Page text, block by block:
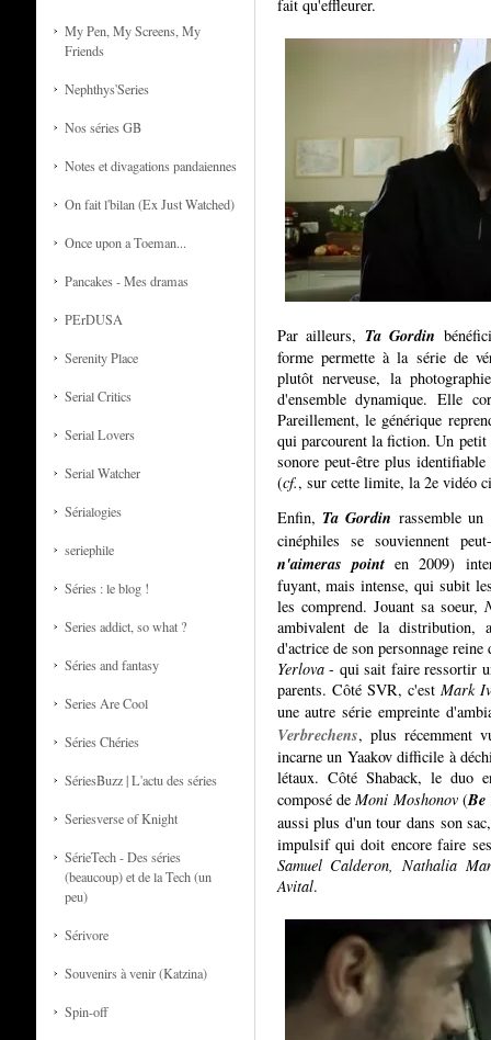
My Pen, My Screens, My
Friends
Nephthys'Series
Nos séries GB
Notes et divagations pandaiennes
On fait l'bilan (Ex Just Watched)
Once upon a Toeman...
Pancakes - Mes dramas
PErDUSA
Serenity Place
Serial Critics
Serial Lovers
Serial Watcher
Sérialogies
seriephile
Séries : le blog !
Series addict, so what ?
Séries and fantasy
Series Are Cool
Séries Chéries
SériesBuzz | L'actu des séries
Seriesverse of Knight
SérieTech - Des séries
(beaucoup) et de la Tech (un
peu)
Sérivore
Souvenirs à venir (Katzina)
Spin-off
fait qu'effleurer.
Par ailleurs, Ta Gordin
forme permette à la série de
plutôt nerveuse, la
d'ensemble dynamique. Elle
Pareillement, le générique
qui parcourent la fiction. Un
sonore peut-être plus
(cf., sur cette limite, la 2e vidéo
Enfin, Ta Gordin rassemble
cinéphiles se souviennent
n'aimeras pointen 2009)
fuyant, mais intense, qui subit
les comprend. Jouant sa soeur,
ambivalent de la distribution,
d'actrice de son personnage
Yerlova- qui sait faire ressortir
parents. Côté SVR, c'est Mark
une autre série empreinte
Verbrechens, plus récemment
incarne un Yaakov difficile à
létaux. Côté Shaback, le duo
composé deMoni Moshonov(
aussi plus d'un tour dans son
impulsif qui doit encore faire
Samuel Calderon, Nathalia
Avital.